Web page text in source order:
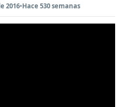
2016•Hace 530 semanas